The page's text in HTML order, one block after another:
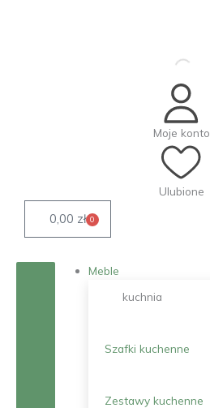
Moje konto
Ulubione
0,00 zł 0
Wózek
Meble
kuchnia
Szafki kuchenne
Zestawy kuchenne